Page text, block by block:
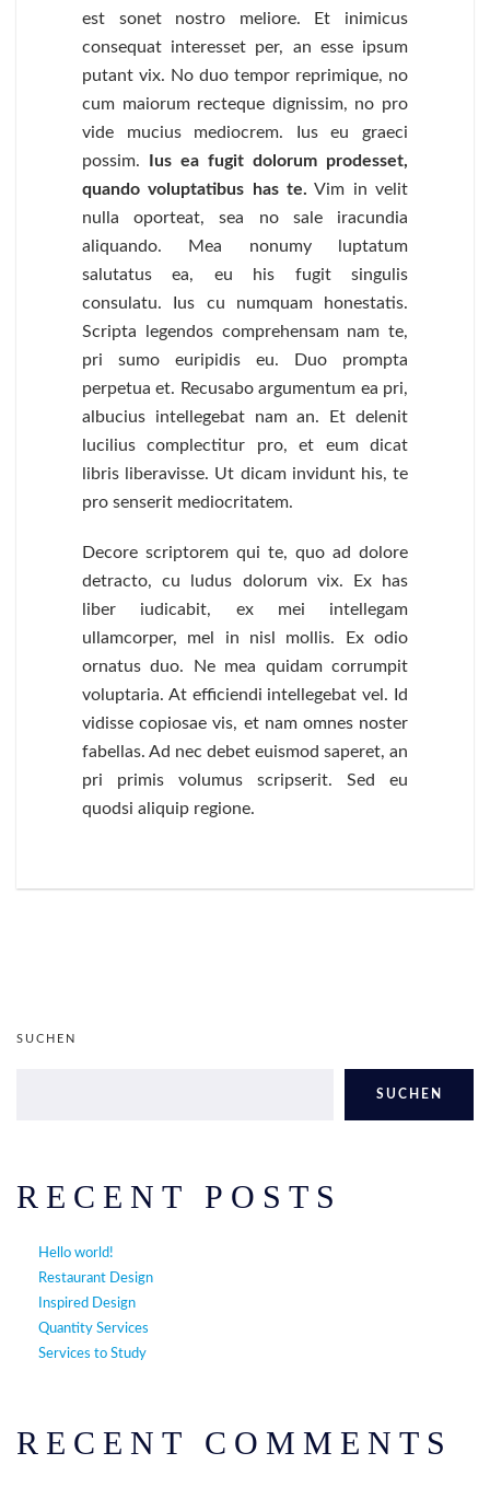
est sonet nostro meliore. Et inimicus
consequat interesset per, an esse ipsum
putant vix. No duo tempor reprimique, no
cum maiorum recteque dignissim, no pro
vide mucius mediocrem. Ius eu graeci
possim.
Ius ea fugit dolorum prodesset,
quando voluptatibus has te. Vim in velit
nulla oporteat, sea no sale iracundia
aliquando. Mea nonumy luptatum
salutatus ea, eu his fugit singulis
consulatu. Ius cu numquam honestatis.
Scripta legendos comprehensam nam te,
pri sumo euripidis eu. Duo prompta
perpetua et. Recusabo argumentum ea pri,
albucius intellegebat nam an. Et delenit
lucilius complectitur pro, et eum dicat
libris liberavisse. Ut dicam invidunt his, te
pro senserit mediocritatem.
Decore scriptorem qui te, quo ad dolore
detracto, cu ludus dolorum vix. Ex has
liber iudicabit, ex mei intellegam
ullamcorper, mel in nisl mollis. Ex odio
ornatus duo. Ne mea quidam corrumpit
voluptaria. At efficiendi intellegebat vel. Id
vidisse copiosae vis, et nam omnes noster
fabellas. Ad nec debet euismod saperet, an
pri primis volumus scripserit. Sed eu
quodsi aliquip regione.
SUCHEN
SUCHEN
RECENT POSTS
Hello world!
Restaurant Design
Inspired Design
Quantity Services
Services to Study
RECENT COMMENTS